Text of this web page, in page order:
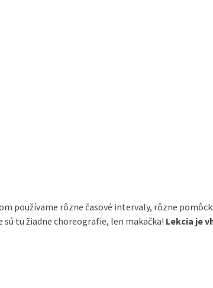
používame rôzne časové intervaly, rôzne
sú tu žiadne choreografie, len makačka! Lekcia je